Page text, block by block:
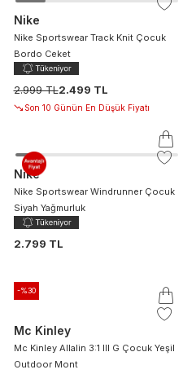
Nike
Nike Sportswear Track Knit Çocuk
Bordo Ceket
2.999 TL2.499 TL
Son 10 Günün En Düşük Fiyatı
Nike
Nike Sportswear Windrunner Çocuk
Siyah Yağmurluk
2.799 TL
-%30
Mc Kinley
Mc Kinley Allalin 3:1 III G Çocuk Yeşil
Outdoor Mont